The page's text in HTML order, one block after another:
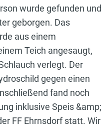
wurde gefunden und
geborgen. Das
aus einem
Teich angesaugt,
verlegt. Der
gegen einen
fand noch
inklusive Speis &amp;
FF Ehrnsdorf statt. Wir